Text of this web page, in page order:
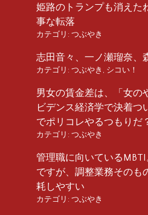
姫路のトランプも消えた
事な転落
カテゴリ: つぶやき
志田音々、一ノ瀬瑠奈、
カテゴリ: つぶやき シコい！
男女の賃金差は、「女の
ビデンス経済学で決着つ
でポリコレやるつもりだ
カテゴリ: つぶやき
管理職に向いている
ですが、調整業務そのも
耗しやすい
カテゴリ: つぶやき